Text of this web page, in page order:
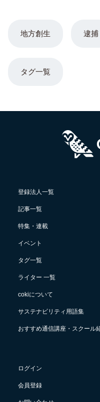
地方創生 逮捕
タグ一覧
登録法人一覧
記事一覧
特集・連載
イベント
タグ一覧
ライター 一覧
cokiについて
サステナビリティ用語集
おすすめ通信講座・スクール
ログイン
会員登録